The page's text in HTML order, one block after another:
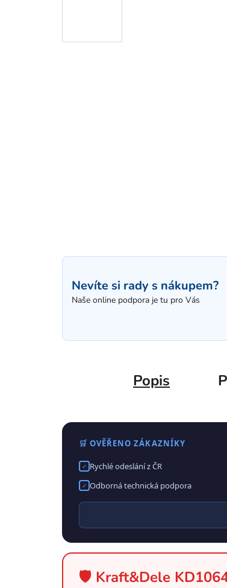
Nevíte si rady s nákupem?
Naše online podpora je tu pro Vás
Popis
🛒 OVĚŘENO ZÁKAZNÍKY
✓ Rychlé odeslání z ČR
✓ Odborná technická podpora
🛡️ Kraft&Dele